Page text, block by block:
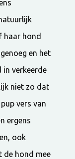
haar hond
en het
verkeerde
niet zo dat
vers van
ergens
ook
de hond mee